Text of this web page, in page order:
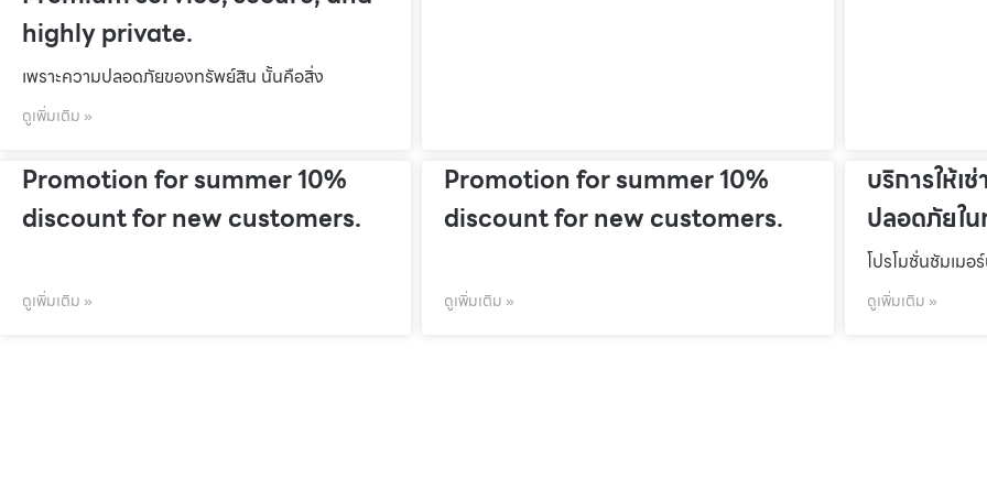
highly private.
เพราะความปลอดภัยของทรัพย์สิน นั้นคือสิ่ง
ดูเพิ่มเติม »
Promotion for summer 10%
discount for new customers.
ดูเพิ่มเติม »
Promotion for summer 10%
discount for new customers.
ดูเพิ่มเติม »
บริการให้เ
ปลอดภัยใ
โปรโมชั่นชัมเมอ
ดูเพิ่มเติม »